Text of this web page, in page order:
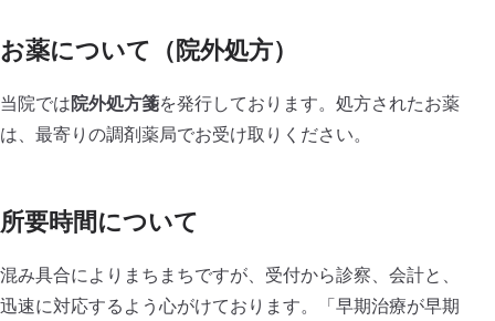
お薬について（院外処方）
当院では院外処方箋を発行しております。処方されたお薬
は、最寄りの調剤薬局でお受け取りください。
所要時間について
混み具合によりまちまちですが、受付から診察、会計と、
迅速に対応するよう心がけております。「早期治療が早期